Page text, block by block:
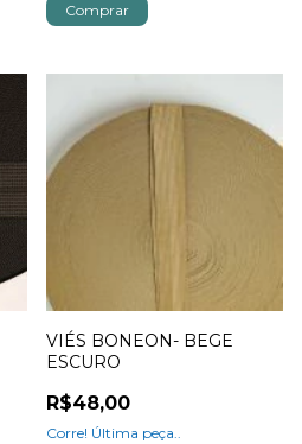
Comprar
VIÉS BONEON- BEGE
ESCURO
R$48,00
Corre! Última peça..